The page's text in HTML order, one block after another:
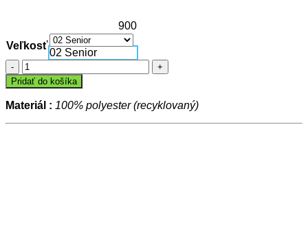
900
Veľkosť
02 Senior
množstvo
Šiltovka
BASIC
Pridať do košíka
Materiál : 100% polyester (recyklovaný)